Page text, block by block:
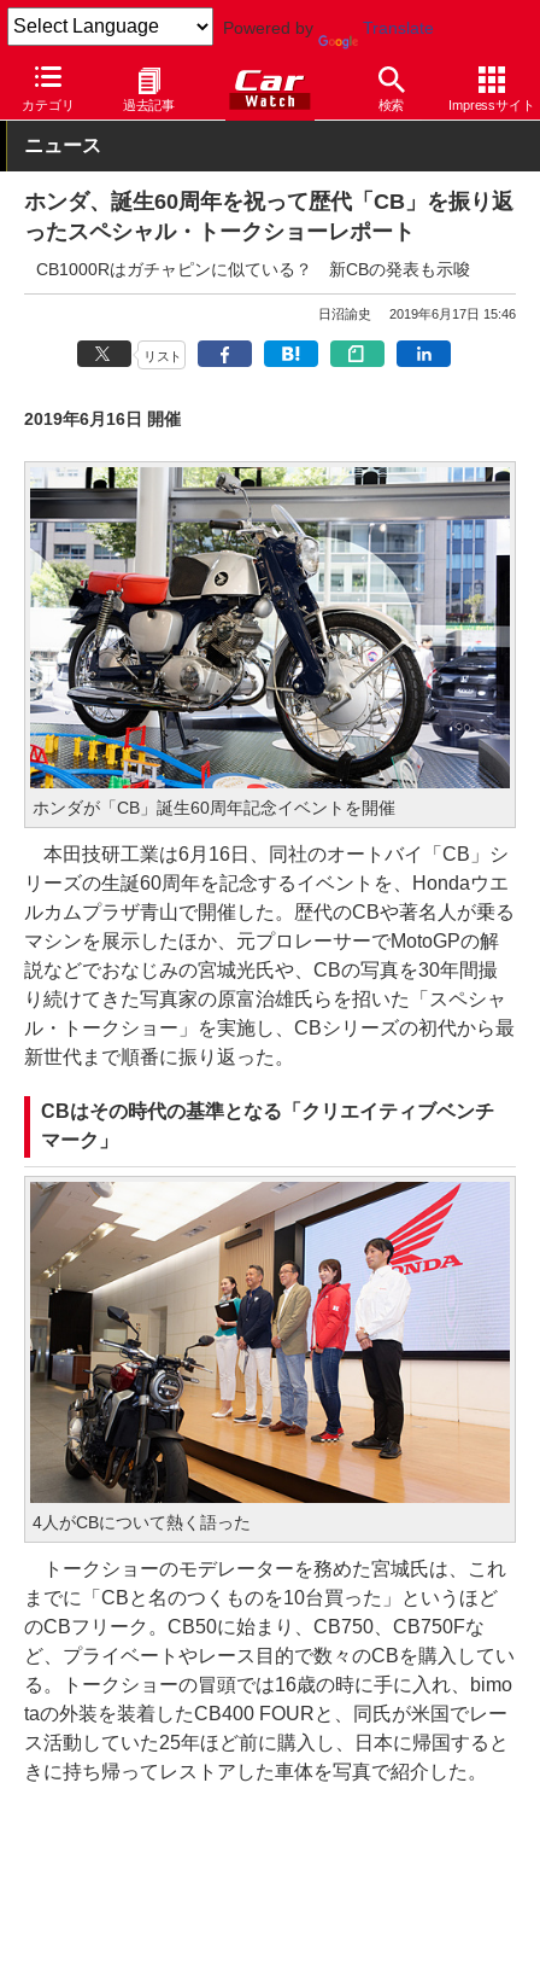
Powered by Translate
カテゴリ 過去記事 検索 Impressサイト
Car Watch モータースポーツ モーターサイクル
ニュース
ホンダ、誕生60周年を祝って歴代「CB」を振り返
ったスペシャル・トークショーレポート
CB1000Rはガチャピンに似ている？ 新CBの発表も示唆
日沼諭史 2019年6月17日 15:46
リスト
2019年6月16日 開催
ホンダが「CB」誕生60周年記念イベントを開催
本田技研工業は6月16日、同社のオートバイ「CB」シ
リーズの生誕60周年を記念するイベントを、Hondaウエ
ルカムプラザ青山で開催した。歴代のCBや著名人が乗る
マシンを展示したほか、元プロレーサーでMotoGPの解
説などでおなじみの宮城光氏や、CBの写真を30年間撮
り続けてきた写真家の原富治雄氏らを招いた「スペシャ
ル・トークショー」を実施し、CBシリーズの初代から最
新世代まで順番に振り返った。
CBはその時代の基準となる「クリエイティブベンチ
マーク」
4人がCBについて熱く語った
トークショーのモデレーターを務めた宮城氏は、これ
までに「CBと名のつくものを10台買った」というほど
のCBフリーク。CB50に始まり、CB750、CB750Fな
ど、プライベートやレース目的で数々のCBを購入してい
る。トークショーの冒頭では16歳の時に手に入れ、bimo
taの外装を装着したCB400 FOURと、同氏が米国でレー
ス活動していた25年ほど前に購入し、日本に帰国すると
きに持ち帰ってレストアした車体を写真で紹介した。